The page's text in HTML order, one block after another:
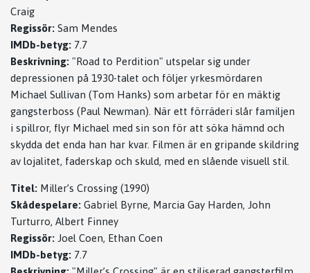
Craig
Regissör: Sam Mendes
IMDb-betyg: 7.7
Beskrivning: "Road to Perdition" utspelar sig under
depressionen på 1930-talet och följer yrkesmördaren
Michael Sullivan (Tom Hanks) som arbetar för en mäktig
gangsterboss (Paul Newman). När ett förräderi slår familjen
i spillror, flyr Michael med sin son för att söka hämnd och
skydda det enda han har kvar. Filmen är en gripande skildring
av lojalitet, faderskap och skuld, med en slående visuell stil.
Titel: Miller’s Crossing (1990)
Skådespelare: Gabriel Byrne, Marcia Gay Harden, John
Turturro, Albert Finney
Regissör: Joel Coen, Ethan Coen
IMDb-betyg: 7.7